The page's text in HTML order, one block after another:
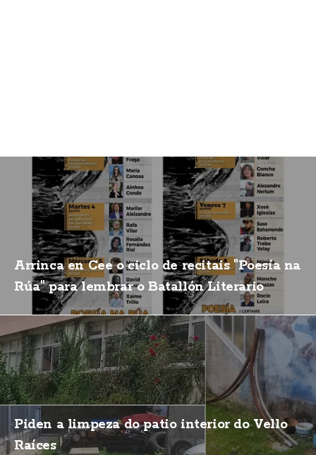
Arrinca en Cee o ciclo de recitais "Poesía na
Rúa" para lembrar o Batallón Literario
Piden a limpeza do patio interior do Vello
Raíces